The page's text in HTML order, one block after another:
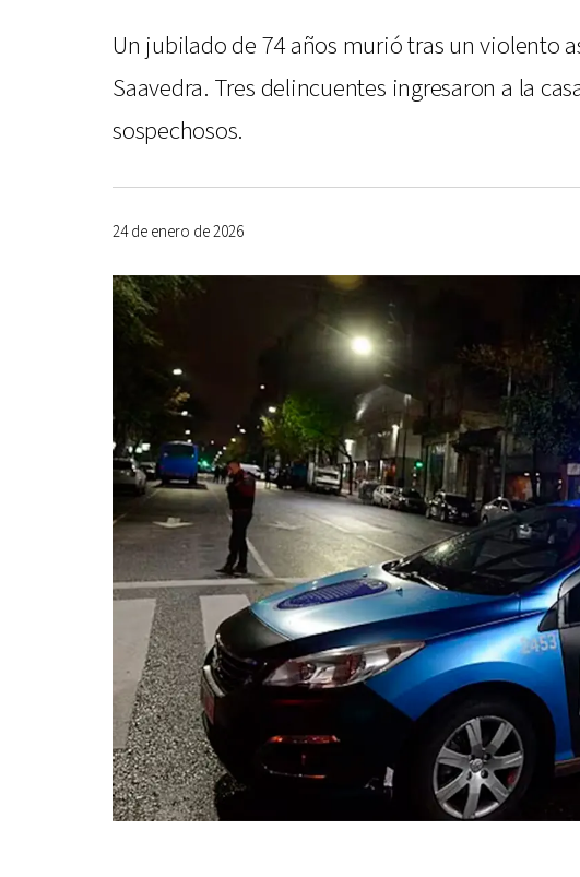
Un jubilado de 74 años murió tras un violento
Saavedra. Tres delincuentes ingresaron a la
sospechosos.
24 de enero de 2026